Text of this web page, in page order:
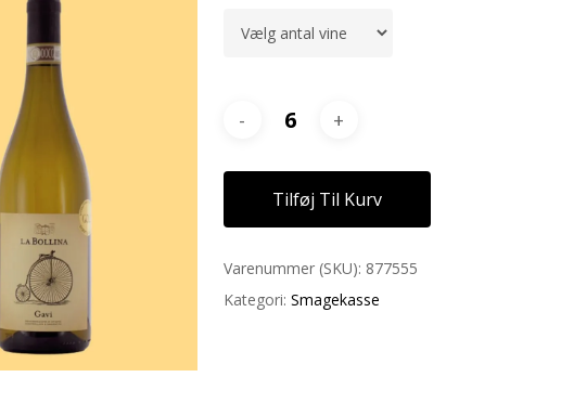
Tilføj Til Kurv
Varenummer (SKU): 877555
Kategori: Smagekasse